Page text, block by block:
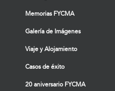
Memorias FYCMA
Galería de Imágenes
Viaje y Alojamiento
Casos de éxito
20 aniversario FYCMA